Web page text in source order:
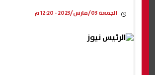
الجمعة 03/مارس/2023 - 12:20 م